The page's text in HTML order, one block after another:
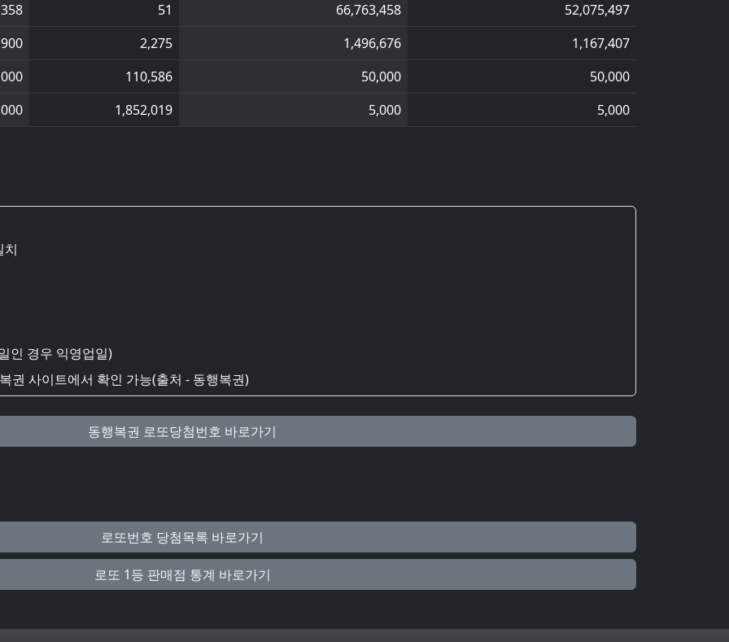
51 66,763,458
52,075,497
2,275 1,496,676
1,167,407
110,586 50,000
50,000
1,852,019 5,000 5,000
치
인 경우 익영업일)
권 사이트에서 확인 가능(출처 - 동행복권)
동행복권 로또당첨번호 바로가기
로또번호 당첨목록 바로가기
로또 1등 판매점 통계 바로가기